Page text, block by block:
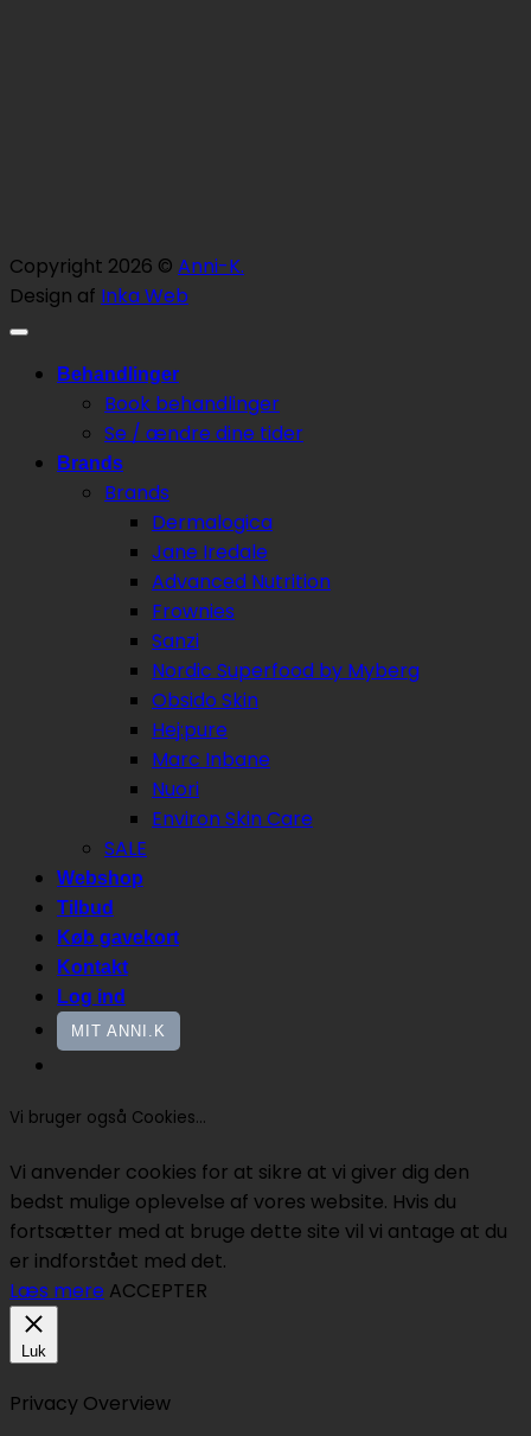
Copyright 2026 © Anni-K.
Design af Inka Web
Behandlinger
Book behandlinger
Se / ændre dine tider
Brands
Brands
Dermalogica
Jane Iredale
Advanced Nutrition
Frownies
Sanzi
Nordic Superfood by Myberg
Obsido Skin
Hej:pure
Marc Inbane
Nuori
Environ Skin Care
SALE
Webshop
Tilbud
Køb gavekort
Kontakt
Log ind
MIT ANNI.K
Vi bruger også Cookies...
Vi anvender cookies for at sikre at vi giver dig den
bedst mulige oplevelse af vores website. Hvis du
fortsætter med at bruge dette site vil vi antage at du
er indforstået med det.
Læs mere ACCEPTER
Luk
Privacy Overview